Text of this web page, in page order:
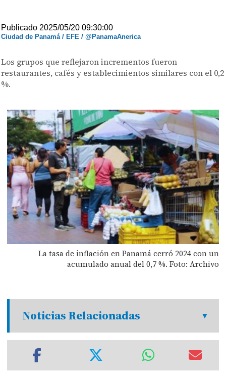
Publicado 2025/05/20 09:30:00
Ciudad de Panamá / EFE / @PanamaAnerica
Los grupos que reflejaron incrementos fueron
restaurantes, cafés y establecimientos similares con el 0,2
%.
La tasa de inflación en Panamá cerró 2024 con un
acumulado anual del 0,7 %. Foto: Archivo
Noticias Relacionadas